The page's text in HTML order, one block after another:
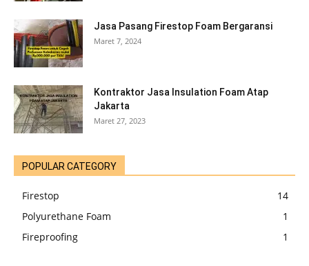
Jasa Pasang Firestop Foam Bergaransi
Maret 7, 2024
Kontraktor Jasa Insulation Foam Atap
Jakarta
Maret 27, 2023
POPULAR CATEGORY
Firestop
14
Polyurethane Foam
1
Fireproofing
1